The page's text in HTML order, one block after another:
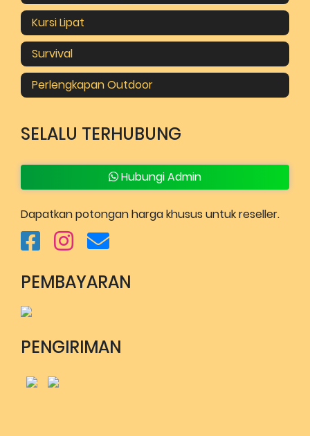
Kursi Lipat
Survival
Perlengkapan Outdoor
SELALU TERHUBUNG
Hubungi Admin
Dapatkan potongan harga khusus untuk reseller.
PEMBAYARAN
PENGIRIMAN